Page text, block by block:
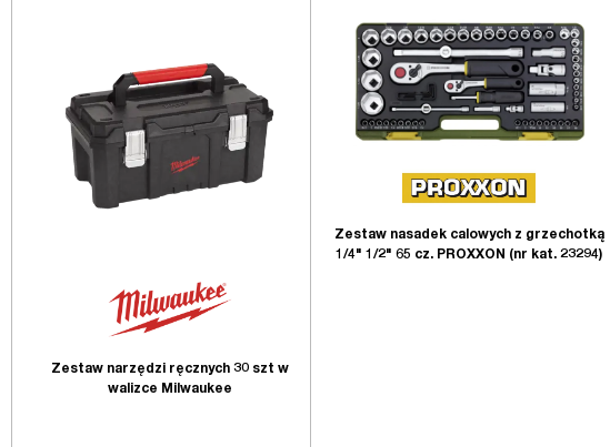
Zestaw narzędzi ręcznych 30 szt w
walizce Milwaukee
Zestaw nasadek calowych z grzechotką
1/4" 1/2" 65 cz. PROXXON (nr kat. 23294)